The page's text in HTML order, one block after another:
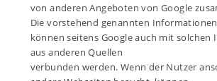
von anderen Angeboten von Google
Die vorstehend genannten Informationen
können seitens Google auch mit solchen
aus anderen Quellen
verbunden werden. Wenn der Nutzer